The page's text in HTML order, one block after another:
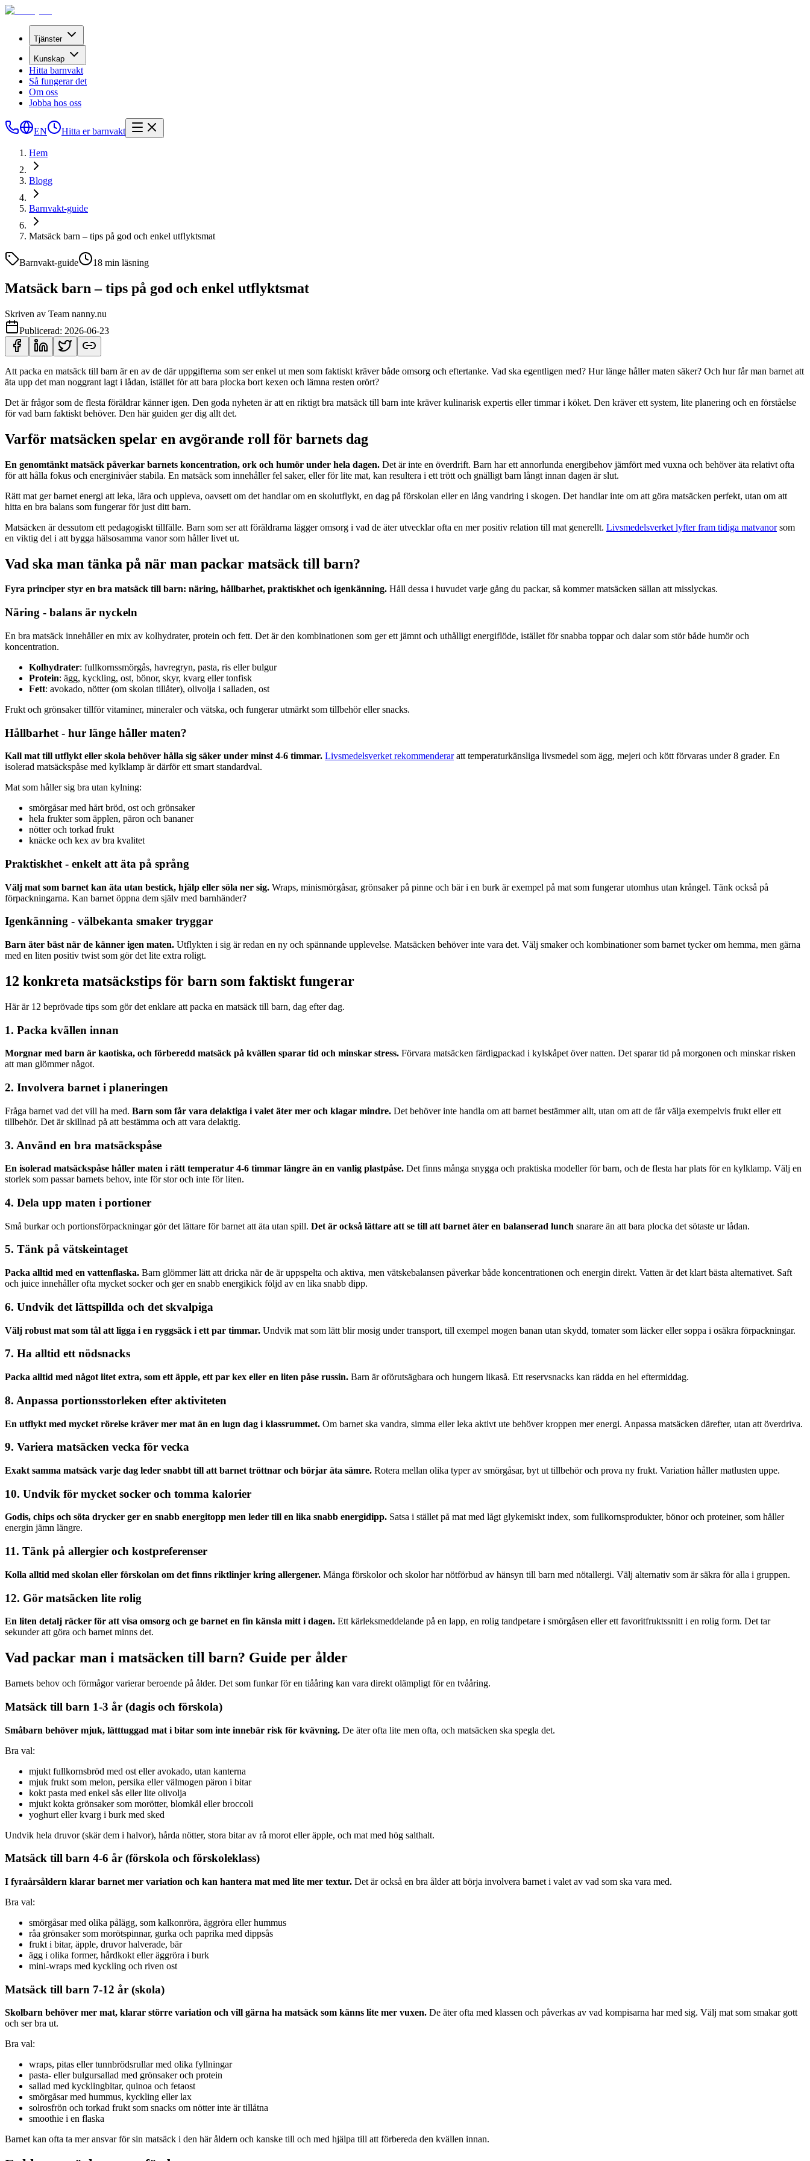
Tjänster
Kunskap
Hitta barnvakt
Så fungerar det
Om oss
Jobba hos oss
EN Hitta er barnvakt
Hem
Blogg
Barnvakt-guide
Matsäck barn – tips på god och enkel utflyktsmat
Barnvakt-guide 18 min läsning
Matsäck barn – tips på god och enkel utflyktsmat
Skriven av Team nanny.nu
Publicerad: 2026-06-23
Att packa en matsäck till barn är en av de där uppgifterna som ser enkel ut men som faktiskt kräver både omsorg och eftertanke. Vad ska egentligen med? Hur länge håller maten säker? Och hur får man barnet att
äta upp det man noggrant lagt i lådan, istället för att bara plocka bort kexen och lämna resten orört?
Det är frågor som de flesta föräldrar känner igen. Den goda nyheten är att en riktigt bra matsäck till barn inte kräver kulinarisk expertis eller timmar i köket. Den kräver ett system, lite planering och en förståelse
för vad barn faktiskt behöver. Den här guiden ger dig allt det.
Varför matsäcken spelar en avgörande roll för barnets dag
En genomtänkt matsäck påverkar barnets koncentration, ork och humör under hela dagen. Det är inte en överdrift. Barn har ett annorlunda energibehov jämfört med vuxna och behöver äta relativt ofta
för att hålla fokus och energinivåer stabila. En matsäck som innehåller fel saker, eller för lite mat, kan resultera i ett trött och gnälligt barn långt innan dagen är slut.
Rätt mat ger barnet energi att leka, lära och uppleva, oavsett om det handlar om en skolutflykt, en dag på förskolan eller en lång vandring i skogen. Det handlar inte om att göra matsäcken perfekt, utan om att
hitta en bra balans som fungerar för just ditt barn.
Matsäcken är dessutom ett pedagogiskt tillfälle. Barn som ser att föräldrarna lägger omsorg i vad de äter utvecklar ofta en mer positiv relation till mat generellt. Livsmedelsverket lyfter fram tidiga matvanorsom
en viktig del i att bygga hälsosamma vanor som håller livet ut.
Vad ska man tänka på när man packar matsäck till barn?
Fyra principer styr en bra matsäck till barn: näring, hållbarhet, praktiskhet och igenkänning. Håll dessa i huvudet varje gång du packar, så kommer matsäcken sällan att misslyckas.
Näring - balans är nyckeln
En bra matsäck innehåller en mix av kolhydrater, protein och fett. Det är den kombinationen som ger ett jämnt och uthålligt energiflöde, istället för snabba toppar och dalar som stör både humör och
koncentration.
Kolhydrater: fullkornssmörgås, havregryn, pasta, ris eller bulgur
Protein: ägg, kyckling, ost, bönor, skyr, kvarg eller tonfisk
Fett: avokado, nötter (om skolan tillåter), olivolja i salladen, ost
Frukt och grönsaker tillför vitaminer, mineraler och vätska, och fungerar utmärkt som tillbehör eller snacks.
Hållbarhet - hur länge håller maten?
Kall mat till utflykt eller skola behöver hålla sig säker under minst 4-6 timmar. Livsmedelsverket rekommenderaratt temperaturkänsliga livsmedel som ägg, mejeri och kött förvaras under 8 grader. En
isolerad matsäckspåse med kylklamp är därför ett smart standardval.
Mat som håller sig bra utan kylning:
smörgåsar med hårt bröd, ost och grönsaker
hela frukter som äpplen, päron och bananer
nötter och torkad frukt
knäcke och kex av bra kvalitet
Praktiskhet - enkelt att äta på språng
Välj mat som barnet kan äta utan bestick, hjälp eller söla ner sig. Wraps, minismörgåsar, grönsaker på pinne och bär i en burk är exempel på mat som fungerar utomhus utan krångel. Tänk också på
förpackningarna. Kan barnet öppna dem själv med barnhänder?
Igenkänning - välbekanta smaker tryggar
Barn äter bäst när de känner igen maten. Utflykten i sig är redan en ny och spännande upplevelse. Matsäcken behöver inte vara det. Välj smaker och kombinationer som barnet tycker om hemma, men gärna
med en liten positiv twist som gör det lite extra roligt.
12 konkreta matsäckstips för barn som faktiskt fungerar
Här är 12 beprövade tips som gör det enklare att packa en matsäck till barn, dag efter dag.
1. Packa kvällen innan
Morgnar med barn är kaotiska, och förberedd matsäck på kvällen sparar tid och minskar stress. Förvara matsäcken färdigpackad i kylskåpet över natten. Det sparar tid på morgonen och minskar risken
att man glömmer något.
2. Involvera barnet i planeringen
Fråga barnet vad det vill ha med. Barn som får vara delaktiga i valet äter mer och klagar mindre. Det behöver inte handla om att barnet bestämmer allt, utan om att de får välja exempelvis frukt eller ett
tillbehör. Det är skillnad på att bestämma och att vara delaktig.
3. Använd en bra matsäckspåse
En isolerad matsäckspåse håller maten i rätt temperatur 4-6 timmar längre än en vanlig plastpåse. Det finns många snygga och praktiska modeller för barn, och de flesta har plats för en kylklamp. Välj en
storlek som passar barnets behov, inte för stor och inte för liten.
4. Dela upp maten i portioner
Små burkar och portionsförpackningar gör det lättare för barnet att äta utan spill. Det är också lättare att se till att barnet äter en balanserad lunch snarare än att bara plocka det sötaste ur lådan.
5. Tänk på vätskeintaget
Packa alltid med en vattenflaska. Barn glömmer lätt att dricka när de är uppspelta och aktiva, men vätskebalansen påverkar både koncentrationen och energin direkt. Vatten är det klart bästa alternativet. Saft
och juice innehåller ofta mycket socker och ger en snabb energikick följd av en lika snabb dipp.
6. Undvik det lättspillda och det skvalpiga
Välj robust mat som tål att ligga i en ryggsäck i ett par timmar. Undvik mat som lätt blir mosig under transport, till exempel mogen banan utan skydd, tomater som läcker eller soppa i osäkra förpackningar.
7. Ha alltid ett nödsnacks
Packa alltid med något litet extra, som ett äpple, ett par kex eller en liten påse russin. Barn är oförutsägbara och hungern likaså. Ett reservsnacks kan rädda en hel eftermiddag.
8. Anpassa portionsstorleken efter aktiviteten
En utflykt med mycket rörelse kräver mer mat än en lugn dag i klassrummet. Om barnet ska vandra, simma eller leka aktivt ute behöver kroppen mer energi. Anpassa matsäcken därefter, utan att överdriva.
9. Variera matsäcken vecka för vecka
Exakt samma matsäck varje dag leder snabbt till att barnet tröttnar och börjar äta sämre. Rotera mellan olika typer av smörgåsar, byt ut tillbehör och prova ny frukt. Variation håller matlusten uppe.
10. Undvik för mycket socker och tomma kalorier
Godis, chips och söta drycker ger en snabb energitopp men leder till en lika snabb energidipp. Satsa i stället på mat med lågt glykemiskt index, som fullkornsprodukter, bönor och proteiner, som håller
energin jämn längre.
11. Tänk på allergier och kostpreferenser
Kolla alltid med skolan eller förskolan om det finns riktlinjer kring allergener. Många förskolor och skolor har nötförbud av hänsyn till barn med nötallergi. Välj alternativ som är säkra för alla i gruppen.
12. Gör matsäcken lite rolig
En liten detalj räcker för att visa omsorg och ge barnet en fin känsla mitt i dagen. Ett kärleksmeddelande på en lapp, en rolig tandpetare i smörgåsen eller ett favoritfruktssnitt i en rolig form. Det tar
sekunder att göra och barnet minns det.
Vad packar man i matsäcken till barn? Guide per ålder
Barnets behov och förmågor varierar beroende på ålder. Det som funkar för en tiååring kan vara direkt olämpligt för en tvååring.
Matsäck till barn 1-3 år (dagis och förskola)
Småbarn behöver mjuk, lätttuggad mat i bitar som inte innebär risk för kvävning. De äter ofta lite men ofta, och matsäcken ska spegla det.
Bra val:
mjukt fullkornsbröd med ost eller avokado, utan kanterna
mjuk frukt som melon, persika eller välmogen päron i bitar
kokt pasta med enkel sås eller lite olivolja
mjukt kokta grönsaker som morötter, blomkål eller broccoli
yoghurt eller kvarg i burk med sked
Undvik hela druvor (skär dem i halvor), hårda nötter, stora bitar av rå morot eller äpple, och mat med hög salthalt.
Matsäck till barn 4-6 år (förskola och förskoleklass)
I fyraårsåldern klarar barnet mer variation och kan hantera mat med lite mer textur. Det är också en bra ålder att börja involvera barnet i valet av vad som ska vara med.
Bra val:
smörgåsar med olika pålägg, som kalkonröra, äggröra eller hummus
råa grönsaker som morötspinnar, gurka och paprika med dippsås
frukt i bitar, äpple, druvor halverade, bär
ägg i olika former, hårdkokt eller äggröra i burk
mini-wraps med kyckling och riven ost
Matsäck till barn 7-12 år (skola)
Skolbarn behöver mer mat, klarar större variation och vill gärna ha matsäck som känns lite mer vuxen. De äter ofta med klassen och påverkas av vad kompisarna har med sig. Välj mat som smakar gott
och ser bra ut.
Bra val:
wraps, pitas eller tunnbrödsrullar med olika fyllningar
pasta- eller bulgursallad med grönsaker och protein
sallad med kycklingbitar, quinoa och fetaost
smörgåsar med hummus, kyckling eller lax
solrosfrön och torkad frukt som snacks om nötter inte är tillåtna
smoothie i en flaska
Barnet kan ofta ta mer ansvar för sin matsäck i den här åldern och kanske till och med hjälpa till att förbereda den kvällen innan.